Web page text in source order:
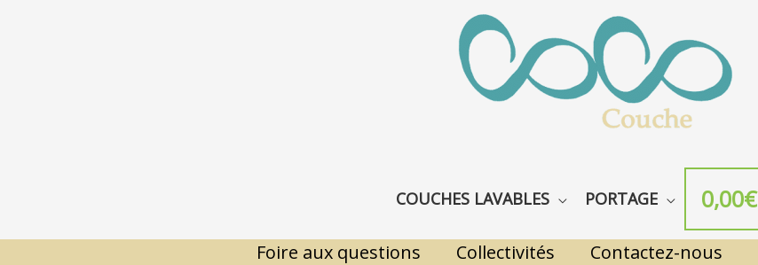
COUCHES LAVABLES PORTAGE 0,00€
Foire aux questions Collectivités Contactez-nous